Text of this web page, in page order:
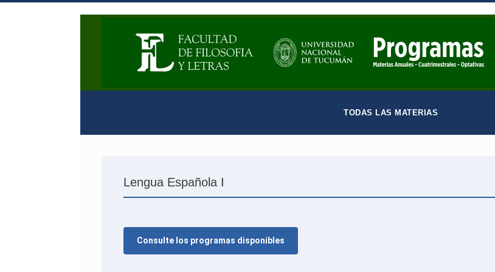
TODAS LAS MATERIAS
Lengua Española I
Consulte los programas disponibles